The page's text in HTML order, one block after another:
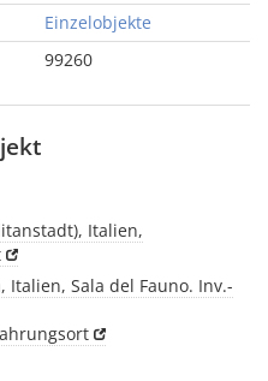
Einzelobjekte
99260
Italien,
Italien, Sala del Fauno. Inv.-